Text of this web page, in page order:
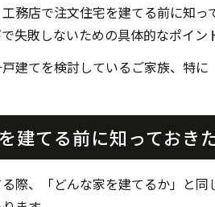
務店で注文住宅を建てる前に知
失敗しないための具体的なポイン
建てを検討しているご家族、特
建てる前に知っておき
際、「どんな家を建てるか」と